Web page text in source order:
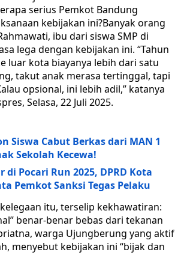
serius Pemkot Bandung
kebijakan ini?Banyak orang
ibu dari siswa SMP di
lega dengan kebijakan ini. “Tahun
luar kota biayanya lebih dari satu
takut anak merasa tertinggal, tapi
opsional, ini lebih adil,” katanya
Selasa, 22 Juli 2025.
Siswa Cabut Berkas dari MAN 1
Sekolah Kecewa!
di Pocari Run 2025, DPRD Kota
Pemkot Sanksi Tegas Pelaku
itu, terselip kekhawatiran:
benar-benar bebas dari tekanan
warga Ujungberung yang aktif
menyebut kebijakan ini “bijak dan